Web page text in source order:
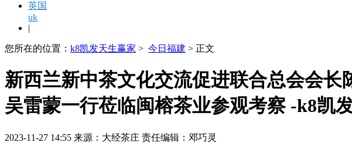
英国
uk
|
您所在的位置： k8凯发天生赢家 > 今日福建 > 正文
新西兰新中茶文化交流促进联合总会会
吴雷蒙一行莅临闽榕茶业参观考察 -k8凯
2023-11-27 14:55 来源：大经茶庄 责任编辑：邓巧灵